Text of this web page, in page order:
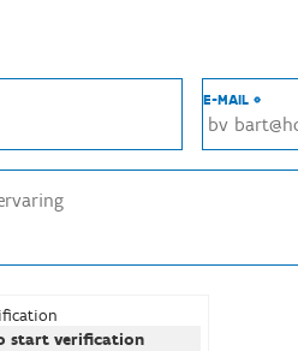
E-MAIL *
start verification